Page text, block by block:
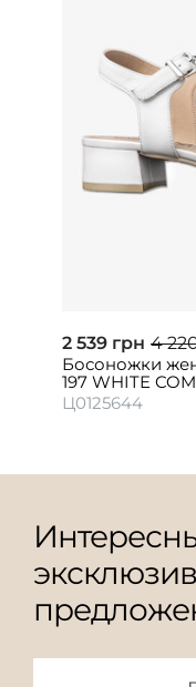
2 539 грн 4
Босоножки
197 WHITE
Ц0125644